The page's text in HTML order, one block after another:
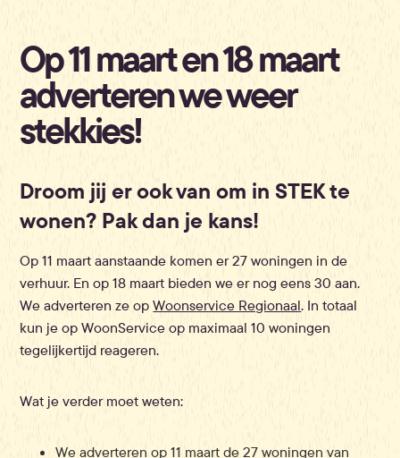
Op 11 maart en 18 maart
adverteren we weer
stekkies!
Droom jij er ook van om in STEK te
wonen? Pak dan je kans!
Op 11 maart aanstaande komen er 27 woningen in de
verhuur. En op 18 maart bieden we er nog eens 30 aan.
We adverteren ze opWoonservice Regionaal. In totaal
kun je op WoonService op maximaal 10 woningen
tegelijkertijd reageren.
Wat je verder moet weten:
We adverteren op 11 maart de 27 woningen van